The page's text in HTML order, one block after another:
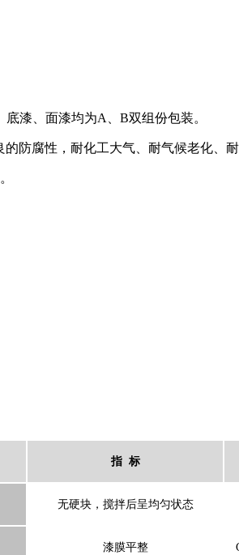
漆、面漆均为A、B双组份包装。
防腐性，耐化工大气、耐气候老化、
指 标
无硬块，搅拌后呈均匀状态
漆膜平整